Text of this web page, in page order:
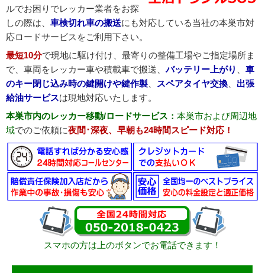
ルでお困りでレッカー業者をお探
しの際は、 車検切れ車の搬送にも対応している当社の本巣市対
応ロードサービスをご利用下さい。
最短10分で現地に駆け付け、最寄りの整備工場やご指定場所ま
で、車両をレッカー車や積載車で搬送、バッテリー上がり
車
のキー閉じ込み時の鍵開けや鍵作製
スペアタイヤ交換
出張
給油サービスは現地対応いたします。
本巣市内のレッカー移動/ロードサービス： 本巣市および周辺地
域でのご依頼に夜間･深夜、早朝も24時間スピード対応！
スマホの方は上のボタンでお電話できます！